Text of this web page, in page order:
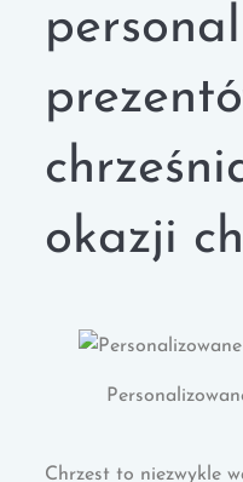
okazji
Chrzest to niezwykle